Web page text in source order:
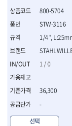
- 고무망치
- 핀펀치
- 센타펀치
- 평치즐
- 펀치
- 톱대
- 빠루
- 철공끌
800-5704
1 / 0
36,300
-
선택
STW-3116
1/4",